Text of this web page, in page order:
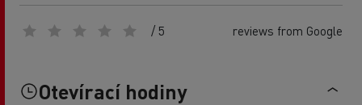
/ 5 reviews from Google
Otevírací hodiny